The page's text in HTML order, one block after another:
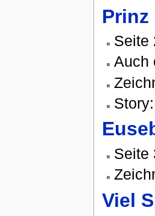
Prinz
Seite
Auch
Story:
Seite
Viel